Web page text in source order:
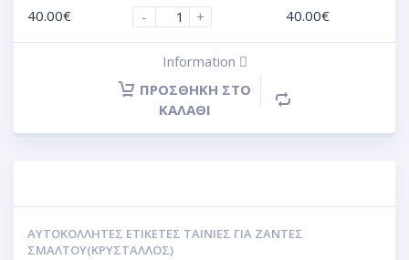
40.00€
-
+
40.00€
Information
ΠΡΟΣΘΉΚΗ ΣΤΟ
ΚΑΛΆΘΙ
ΑΥΤΟΚΌΛΛΗΤΕΣ ΕΤΙΚΈΤΕΣ ΤΑΙΝΊΕΣ ΓΙΑ ΖΆΝΤΕΣ
ΣΜΆΛΤΟΥ(ΚΡΎΣΤΑΛΛΟΣ)